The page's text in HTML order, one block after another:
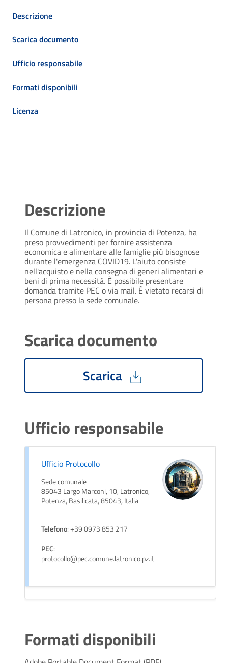
Descrizione
Scarica documento
Ufficio responsabile
Formati disponibili
Licenza
Descrizione
Il Comune di Latronico, in provincia di Potenza, ha
preso provvedimenti per fornire assistenza
economica e alimentare alle famiglie più bisognose
durante l'emergenza COVID19. L'aiuto consiste
nell'acquisto e nella consegna di generi alimentari e
beni di prima necessità. È possibile presentare
domanda tramite PEC o via mail. È vietato recarsi di
persona presso la sede comunale.
Scarica documento
Scarica
Ufficio responsabile
Ufficio Protocollo
Sede comunale
85043 Largo Marconi, 10, Latronico,
Potenza, Basilicata, 85043, Italia
Telefono: +39 0973 853 217
PEC:
protocollo@pec.comune.latronico.pz.it
Formati disponibili